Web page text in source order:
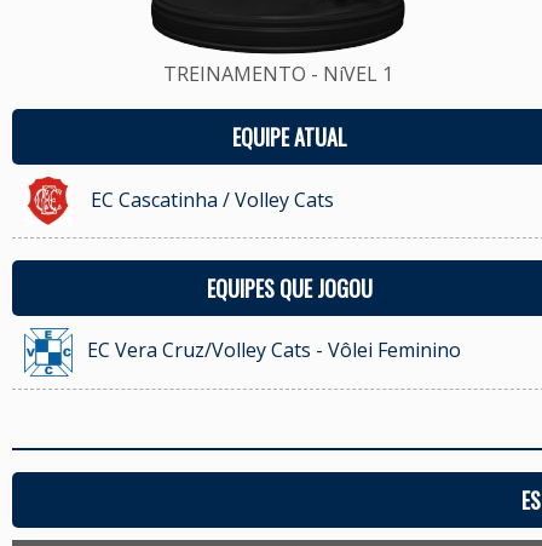
TREINAMENTO - NíVEL 1
EQUIPE ATUAL
EC Cascatinha / Volley Cats
EQUIPES QUE JOGOU
EC Vera Cruz/Volley Cats - Vôlei Feminino